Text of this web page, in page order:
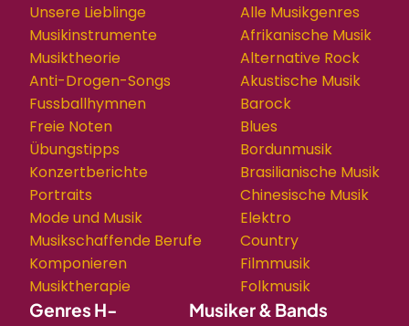
Unsere Lieblinge
Musikinstrumente
Musiktheorie
Anti-Drogen-Songs
Fussballhymnen
Freie Noten
Übungstipps
Konzertberichte
Portraits
Mode und Musik
Musikschaffende Berufe
Komponieren
Musiktherapie
Alle Musikgenres
Afrikanische Musik
Alternative Rock
Akustische Musik
Barock
Blues
Bordunmusik
Brasilianische Musik
Chinesische Musik
Elektro
Country
Filmmusik
Folkmusik
Genres H- Musiker & Bands